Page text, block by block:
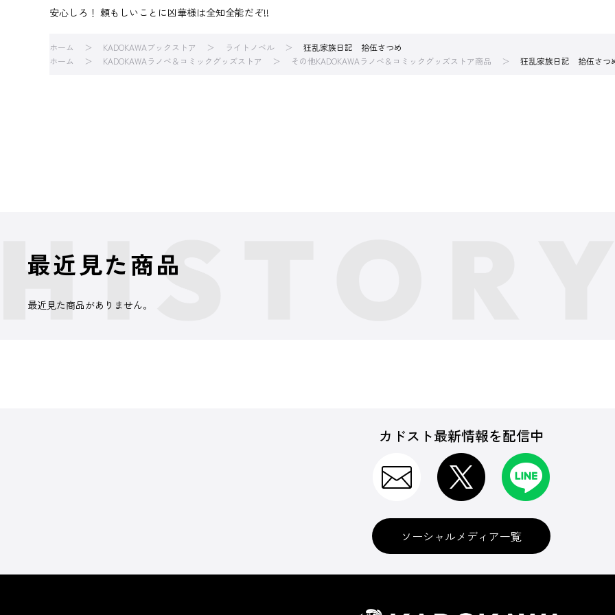
安心しろ！ 頼もしいことに凶華様は全知全能だぞ!!
ホーム KADOKAWAブックストア ライトノベル
狂乱家族日記 拾伍さつめ
ホーム
KADOKAWAラノベ＆コミックグッズストア その他KADOKAWAラノベ＆コミックグッズストア商品 狂乱家族日記 拾伍さつ
最近見た商品
最近見た商品がありません。
カドスト最新情報を配信中
ソーシャルメディア一覧